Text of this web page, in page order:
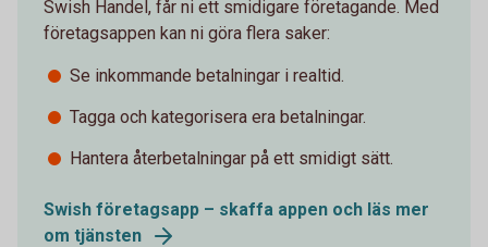
Swish Handel, får ni ett smidigare företagande. Med
företagsappen kan ni göra flera saker:
Se inkommande betalningar i realtid.
Tagga och kategorisera era betalningar.
Hantera återbetalningar på ett smidigt sätt.
Swish företagsapp – skaffa appen och läs mer
om tjänsten